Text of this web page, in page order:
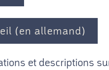
(en allemand)
et descriptions